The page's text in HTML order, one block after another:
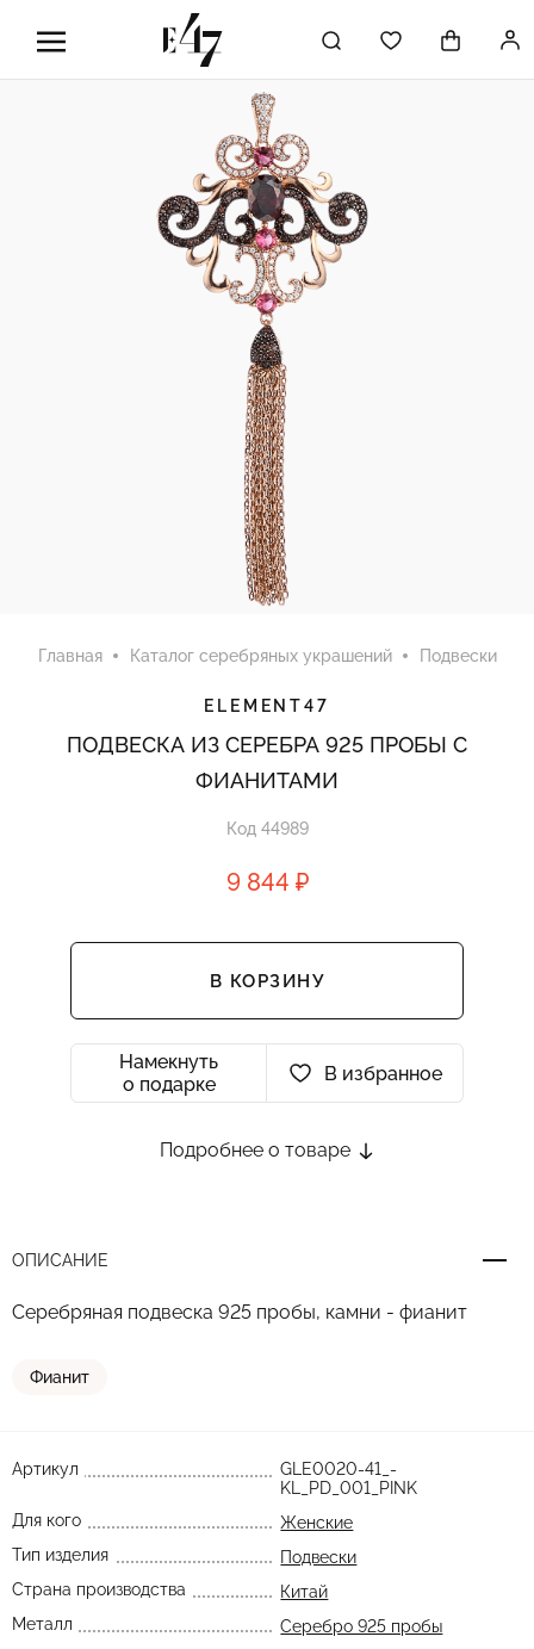
Главная Каталог серебряных украшений Подвески
ELEMENT47
ПОДВЕСКА ИЗ СЕРЕБРА 925 ПРОБЫ С
ФИАНИТАМИ
Код 44989
9 844 ₽
В КОРЗИНУ
Намекнуть
о подарке
В избранное
Подробнее о товаре
ОПИСАНИЕ
Серебряная подвеска 925 пробы, камни - фианит
Фианит
Артикул
GLE0020-41_-
KL_PD_001_PINK
Для кого
Женские
Тип изделия
Подвески
Страна производства
Китай
Металл
Серебро 925 пробы